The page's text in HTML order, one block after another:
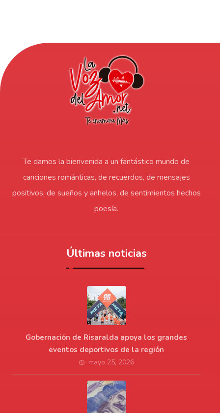
Te damos la bienvenida a un fantástico mundo de
canciones románticas, de recuerdos, de mensajes
positivos, de sueños y anhelos, de sentimientos hechos
poesía.
Últimas noticias
Gobernación de Risaralda apoya los grandes
eventos deportivos de la región
mayo 25, 2026